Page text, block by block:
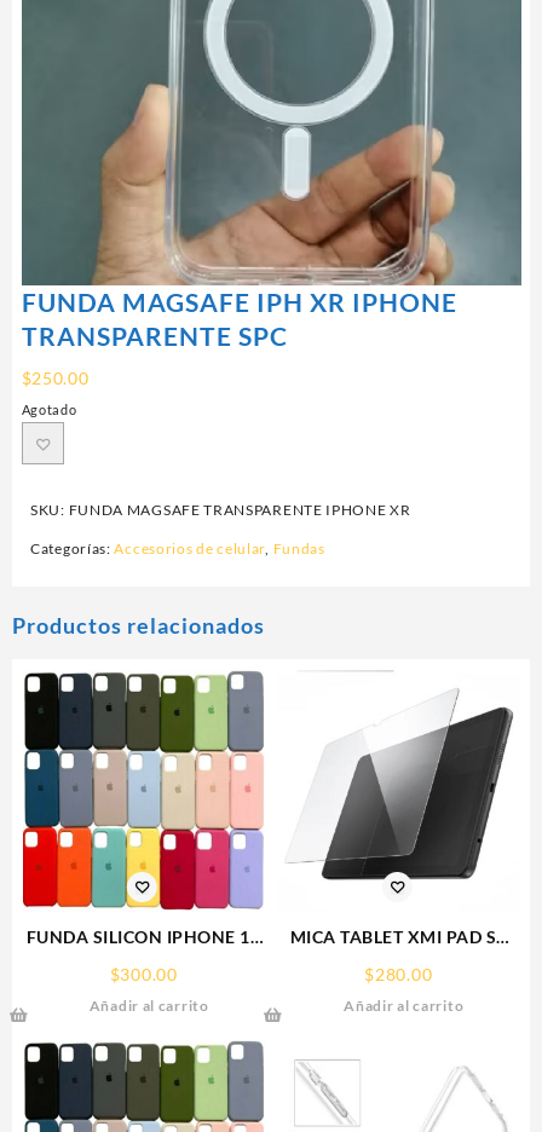
FUNDA MAGSAFE IPH XR IPHONE
TRANSPARENTE SPC
$250.00
Agotado
SKU: FUNDA MAGSAFE TRANSPARENTE IPHONE XR
Categorías:Accesorios de celular, Fundas
Productos relacionados
FUNDA SILICON IPHONE 13
$300.00
Añadir al carrito
MICA TABLET XMI PAD SE
PROTECTOR RHINOGLASS
$280.00
Añadir al carrito